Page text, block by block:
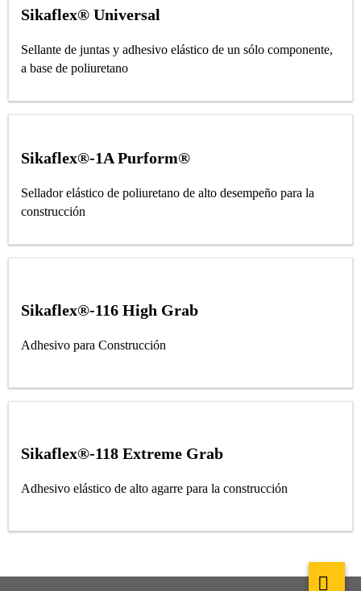
Sikaflex® Universal
Sellante de juntas y adhesivo elástico de un sólo componente,
a base de poliuretano
Sikaflex®-1A Purform®
Sellador elástico de poliuretano de alto desempeño para la
construcción
Sikaflex®-116 High Grab
Adhesivo para Construcción
Sikaflex®-118 Extreme Grab
Adhesivo elástico de alto agarre para la construcción